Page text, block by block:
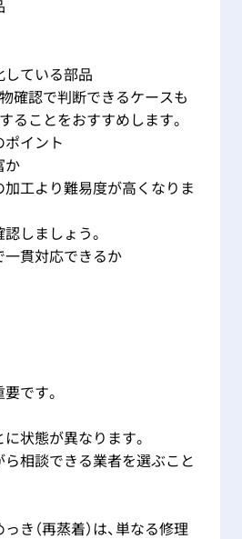
ている部品
確認で判断できるケースも
ることをおすすめします。
イント
か
工より難易度が高くなりま
しましょう。
貫対応できるか
です。
状態が異なります。
相談できる業者を選ぶこと
き（再蒸着）は、単なる修理